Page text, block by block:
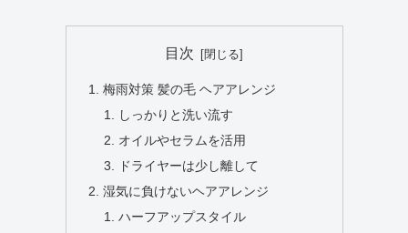
目次
梅雨対策 髪の毛 ヘアアレンジ
しっかりと洗い流す
オイルやセラムを活用
ドライヤーは少し離して
湿気に負けないヘアアレンジ
ハーフアップスタイル